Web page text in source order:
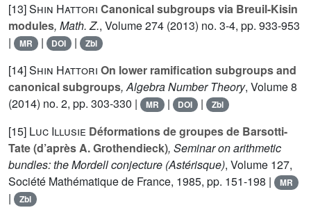
[13]Shin Hattori Canonical subgroups via Breuil-Kisin
modules, Math. Z., Volume 274 (2013) no. 3-4, pp. 933-953
|
MR | DOI | Zbl
[14]Shin Hattori On lower ramification subgroups and
canonical subgroups, Algebra Number Theory, Volume 8
(2014) no. 2, pp. 303-330 |
MR | DOI | Zbl
[15] Luc Illusie Déformations de groupes de Barsotti-
Tate (d’après A. Grothendieck), Seminar on arithmetic
bundles: the Mordell conjecture (Astérisque), Volume 127,
Société Mathématique de France, 1985, pp. 151-198 |
MR
| Zbl